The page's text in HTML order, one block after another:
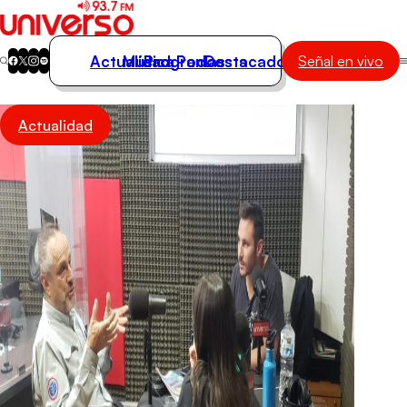
Actualidad
Música
Programas
Podcasts
Destacados
Actualidad
Música
Programas
Podcasts
Destacados Señal en vivo
Actualidad